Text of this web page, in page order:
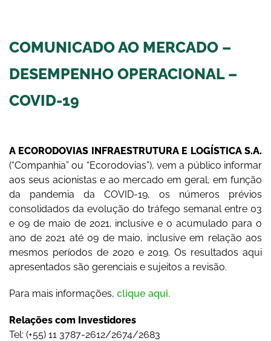
COMUNICADO AO MERCADO –
DESEMPENHO OPERACIONAL –
COVID-19
A ECORODOVIAS INFRAESTRUTURA E LOGÍSTICA S.A.
(“Companhia” ou “Ecorodovias”), vem a público informar
aos seus acionistas e ao mercado em geral, em função
da pandemia da COVID-19, os números prévios
consolidados da evolução do tráfego semanal entre 03
e 09 de maio de 2021, inclusive e o acumulado para o
ano de 2021 até 09 de maio, inclusive em relação aos
mesmos períodos de 2020 e 2019. Os resultados aqui
apresentados são gerenciais e sujeitos a revisão.
Para mais informações, clique aqui.
Relações com Investidores
Tel: (+55) 11 3787-2612/2674/2683